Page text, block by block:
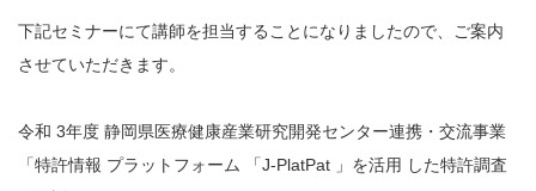
下記セミナーにて講師を担当することになりましたので、ご案内
させていただきます。
令和 3年度 静岡県医療健康産業研究開発センター連携・交流事業
「特許情報 プラットフォーム 「J-PlatPat 」を活用 した特許調査